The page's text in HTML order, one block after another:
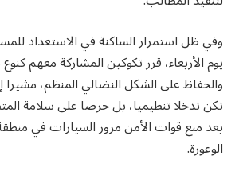
وفي ظل استمرار الساكنة في الاستعداد
يوم الأربعاء، قرر تكوكين المشاركة معهم
والحفاظ على الشكل النضالي المنظم، مشيرا
تكن تدخلا تنظيميا، بل حرصا على سلامة
بعد منع قوات الأمن مرور السيارات في
الوعورة.